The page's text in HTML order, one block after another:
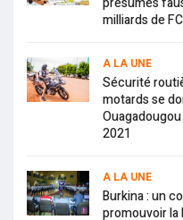
milliards de
A LA UNE
Sécurité
motards se
2021
A LA UNE
Burkina : un
promouvoir